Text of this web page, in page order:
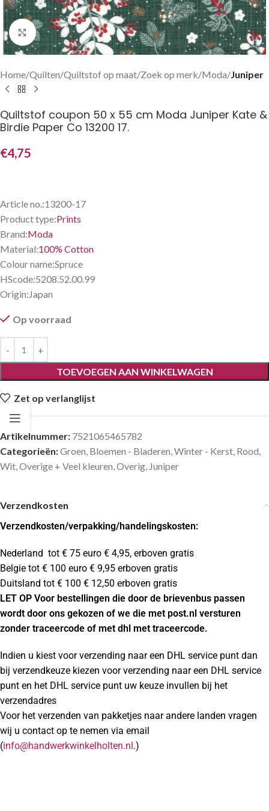
Klik om te vergroten
Home Quilten Quiltstof op maat Zoek op merk Moda Juniper
Quiltstof coupon 50 x 55 cm Moda Juniper Kate &
Birdie Paper Co 13200 17.
€4,75
Article no.:13200-17
Product type:Prints
Brand:Moda
Material:100% Cotton
Colour name:Spruce
HScode:5208.52.00.99
Origin:Japan
Op voorraad
TOEVOEGEN AAN WINKELWAGEN
Zet op verlanglijst
Artikelnummer: 7521065465782
Categorieën:Groen, Bloemen - Bladeren,Winter - Kerst, Rood,
Wit,Overige + Veel kleuren,Overig, Juniper
Verzendkosten
Verzendkosten/verpakking/handelingskosten:
Nederland tot € 75 euro € 4,95, erboven gratis
Belgie tot € 100 euro € 9,95 erboven gratis
Duitsland tot € 100 € 12,50 erboven gratis
LET OP Voor bestellingen die door de brievenbus passen
wordt door ons gekozen of we die met post.nl versturen
zonder traceercode of met dhl met traceercode.
Indien u kiest voor verzending naar een DHL service punt dan
bij verzendkeuze kiezen voor verzending naar een DHL service
punt en het DHL service punt uw keuze invullen bij het
verzendadres
Voor het verzenden van pakketjes naar andere landen vragen
wij u contact op te nemen via email
(info@handwerkwinkelholten.nl.)